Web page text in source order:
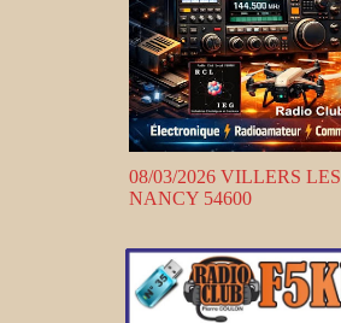
08/03/2026 VILLERS LES
NANCY 54600